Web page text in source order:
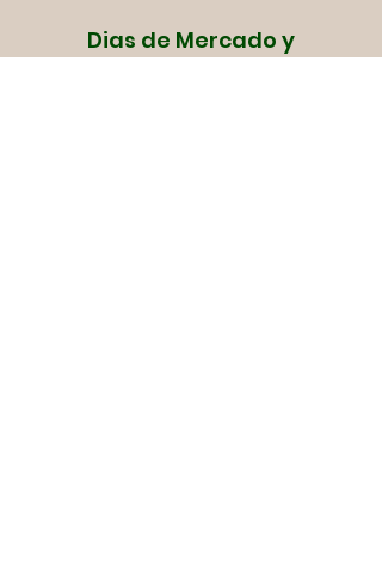
Dias de Mercado y